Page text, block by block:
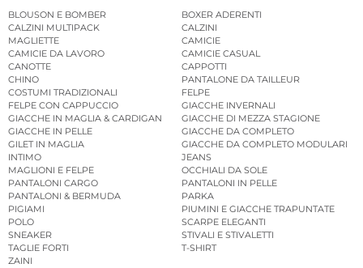
BLOUSON E BOMBER
BOXER ADERENTI
CALZINI MULTIPACK
CALZINI
MAGLIETTE
CAMICIE
CAMICIE DA LAVORO
CAMICIE CASUAL
CANOTTE
CAPPOTTI
CHINO
PANTALONE DA TAILLEUR
COSTUMI TRADIZIONALI
FELPE
FELPE CON CAPPUCCIO
GIACCHE INVERNALI
GIACCHE IN MAGLIA & CARDIGAN
GIACCHE DI MEZZA STAGIONE
GIACCHE IN PELLE
GIACCHE DA COMPLETO
GILET IN MAGLIA
GIACCHE DA COMPLETO MODULARI
INTIMO
JEANS
MAGLIONI E FELPE
OCCHIALI DA SOLE
PANTALONI CARGO
PANTALONI IN PELLE
PANTALONI & BERMUDA
PARKA
PIGIAMI
PIUMINI E GIACCHE TRAPUNTATE
POLO
SCARPE ELEGANTI
SNEAKER
STIVALI E STIVALETTI
TAGLIE FORTI
T-SHIRT
ZAINI